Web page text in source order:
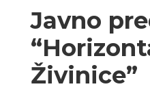
Javno
Živinice”